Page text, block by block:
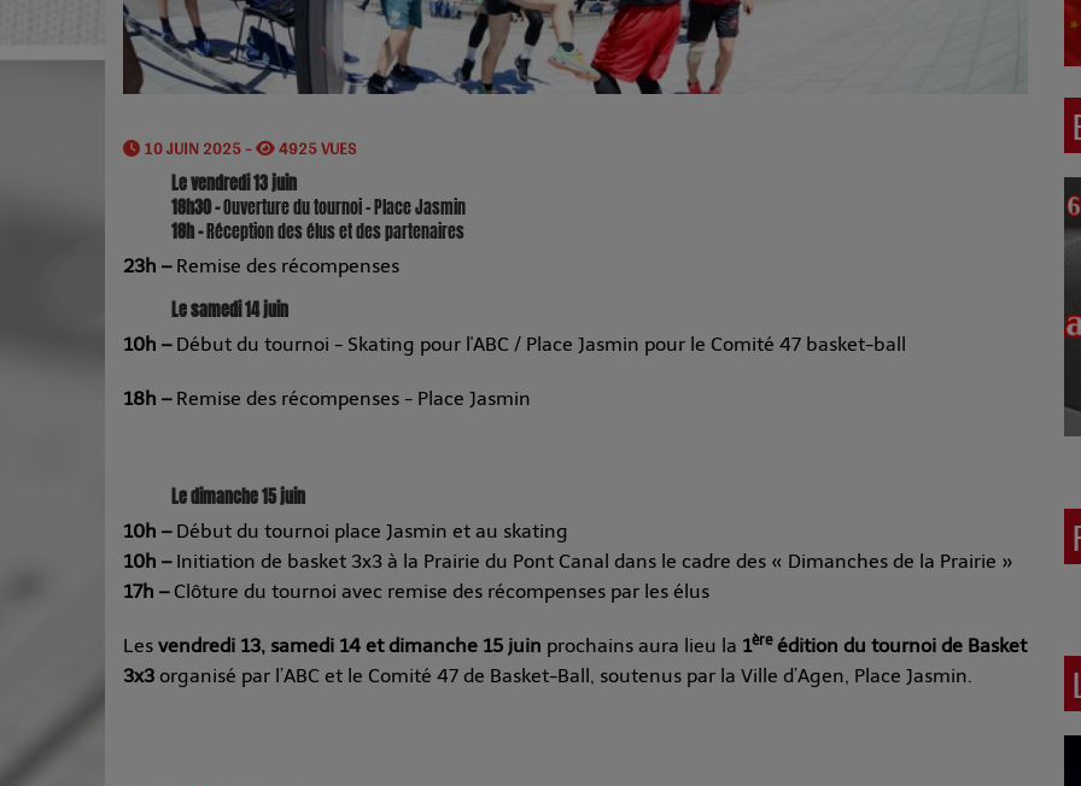
10 JUIN 2025 - 4925 VUES
Le vendredi 13 juin
18h30 –Ouverture du tournoi - Place Jasmin
18h – Réception des élus et des partenaires
23h –Remise des récompenses
Le samedi 14 juin
10h – Début du tournoi - Skating pour l'ABC / Place Jasmin pour le Comité 47 basket-ball
18h – Remise des récompenses - Place Jasmin
Le dimanche 15 juin
10h – Début du tournoi place Jasmin et au skating
10h – Initiation de basket 3x3 à la Prairie du Pont Canal dans le cadre des « Dimanches de la Prairie »
17h – Clôture du tournoi avec remise des récompenses par les élus
Les vendredi 13, samedi 14 et dimanche 15 juin prochains aura lieu la 1èreédition du tournoi de Basket
3x3 organisé par l’ABC et le Comité 47 de Basket-Ball, soutenus par la Ville d’Agen, Place Jasmin.